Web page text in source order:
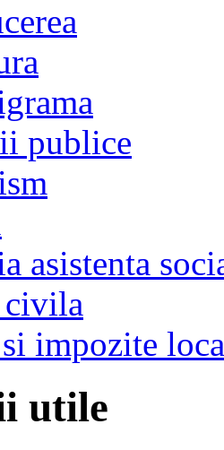
publice
asistenta
impozite
utile